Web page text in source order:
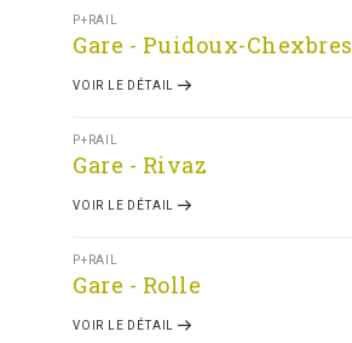
P+RAIL
Gare - Puidoux-Chexbres
VOIR LE DÉTAIL
P+RAIL
Gare - Rivaz
VOIR LE DÉTAIL
P+RAIL
Gare - Rolle
VOIR LE DÉTAIL